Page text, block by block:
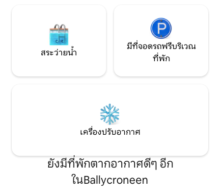
สระว่ายน้ำ
มีที่จอดรถฟรีบริเวณ
ที่พัก
เครื่องปรับอากาศ
ยังมีที่พักตากอากาศดีๆ อีก
ในBallycroneen